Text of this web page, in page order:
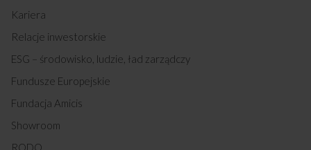
Kariera
Relacje inwestorskie
ESG – środowisko, ludzie, ład zarządczy
Fundusze Europejskie
Fundacja Amicis
Showroom
RODO